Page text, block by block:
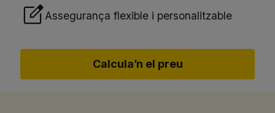
Assegurança flexible i personalitzable
Calcula’n el preu